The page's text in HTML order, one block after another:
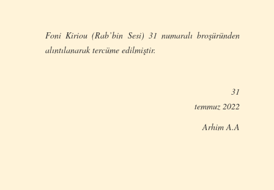
Foni Kiriou (Rab’bin Sesi) 31 numaralı broşüründen
alıntılanarak tercüme edilmiştir.
31
temmuz 2022
Arhim A.A